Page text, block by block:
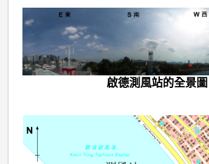
啟德測風站的全景圖